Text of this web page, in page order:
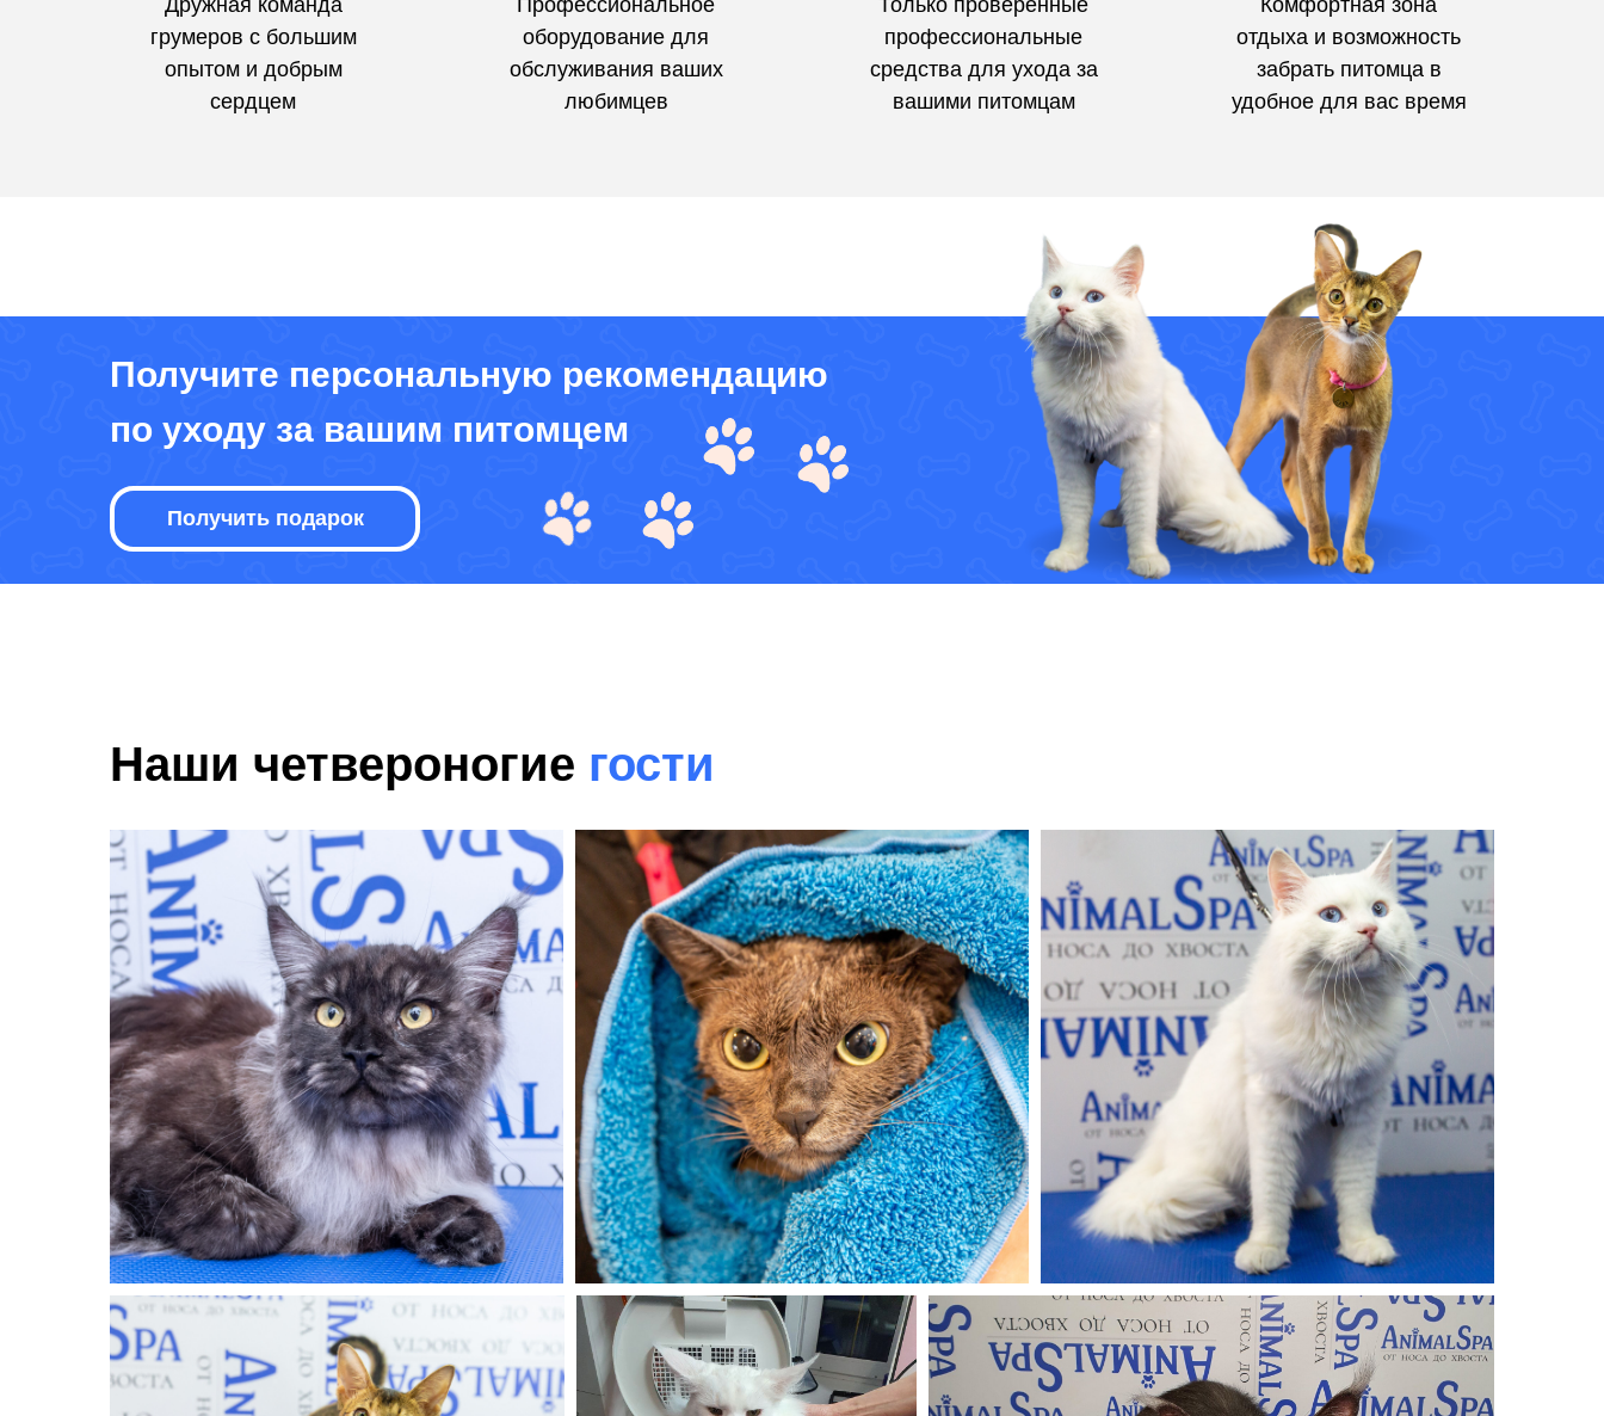
Дружная команда
грумеров с большим
опытом и добрым
сердцем
Профессиональное
оборудование для
обслуживания ваших
любимцев
Только проверенные
профессиональные
средства для ухода за
вашими питомцам
Комфортная зона
отдыха и возможность
забрать питомца в
удобное для вас время
Получить подарок
Получите персональную рекомендацию
по уходу за вашим питомцем
Наши четвероногие гости